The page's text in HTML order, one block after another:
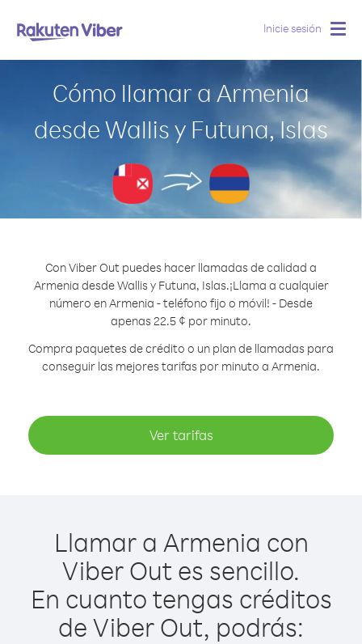
Inicie sesión
Cómo llamar a Armenia
desde Wallis y Futuna, Islas
Con Viber Out puedes hacer llamadas de calidad a
Armenia desde Wallis y Futuna, Islas.¡Llama a cualquier
número en Armenia - teléfono fijo o móvil! - Desde
apenas 22.5 ¢ por minuto.
Compra paquetes de crédito o un plan de llamadas para
conseguir las mejores tarifas por minuto a Armenia.
Ver tarifas
Llamar a Armenia con
Viber Out es sencillo.
En cuanto tengas créditos
de Viber Out, podrás: